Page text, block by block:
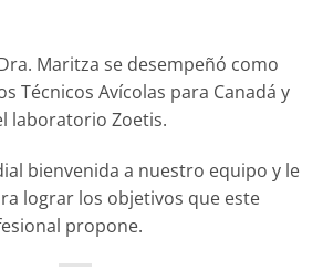
Maritza se desempeñó como
Técnicos Avícolas para Canadá y
laboratorio Zoetis.
bienvenida a nuestro equipo y le
lograr los objetivos que este
propone.